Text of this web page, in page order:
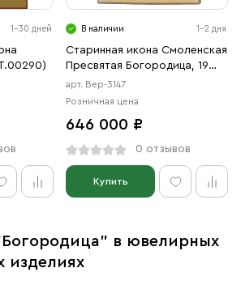
1-30 дней В наличии 1-2 дня
Старинная икона Смоленская
Пресвятая Богородица, 19
век
арт. Вер-3147
Розничная цена
646 000 ₽
0 отзывов
Купить
в ювелирных
изделиях